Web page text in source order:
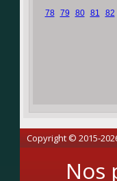
78 79 80 81 82
Copyright © 2015-
Nos